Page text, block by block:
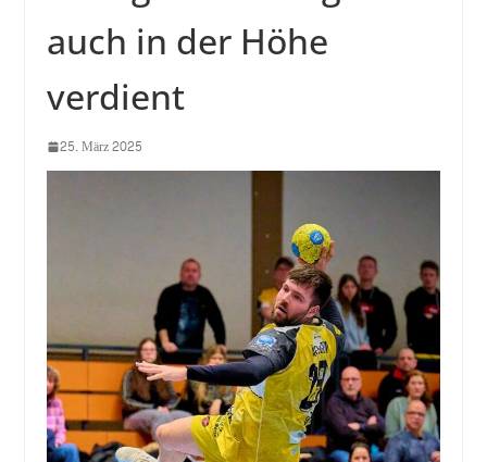
auch in der Höhe
verdient
25. März 2025